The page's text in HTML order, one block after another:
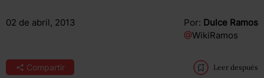
02 de abril, 2013 Por: Dulce Ramos
@WikiRamos
Compartir Leer después